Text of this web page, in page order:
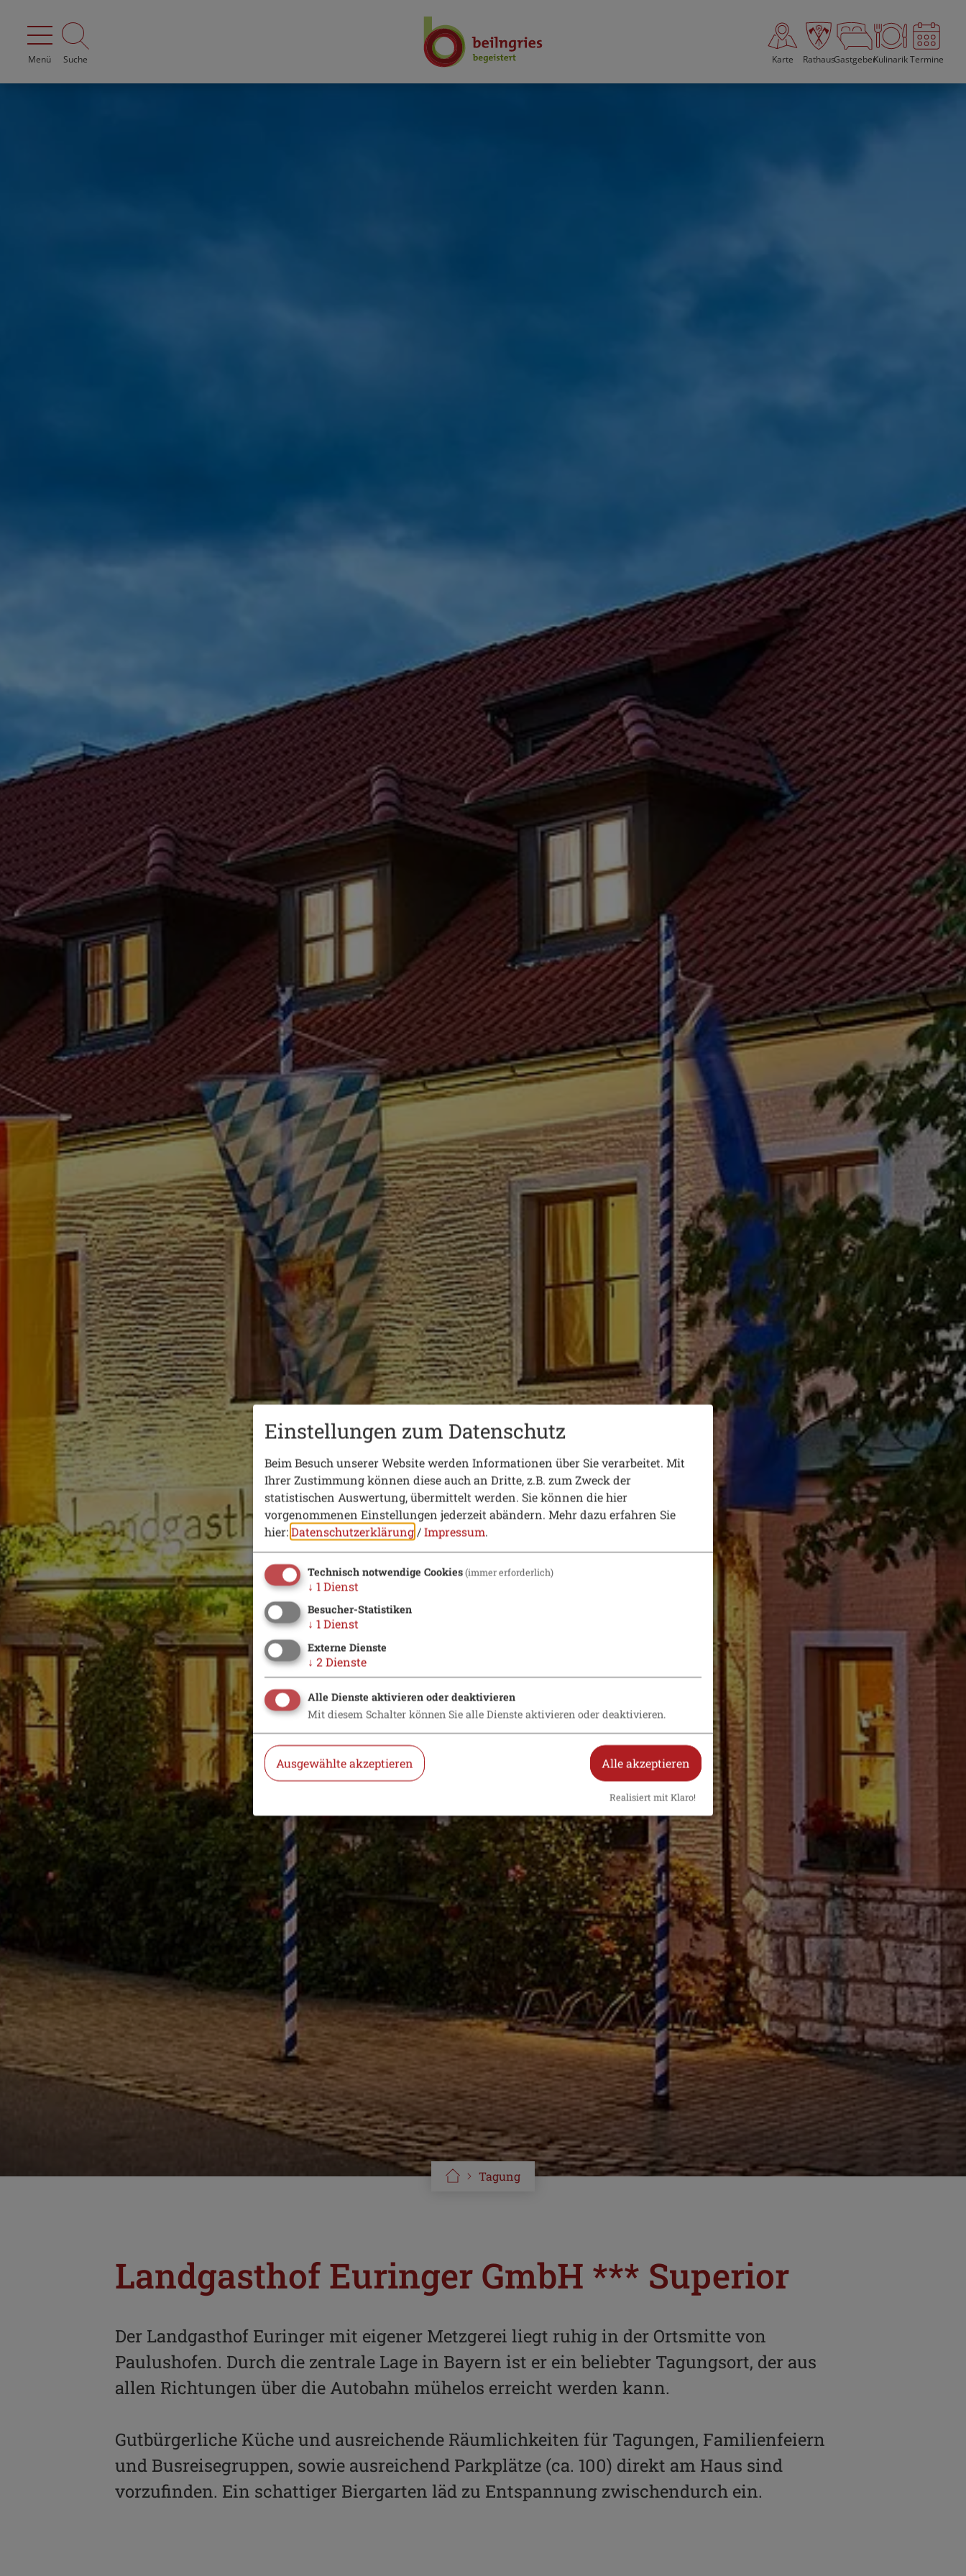
Menü Suche Karte RathausGastgeberKulinarikTermine
Tagung
Landgasthof Euringer GmbH *** Superior
Der Landgasthof Euringer mit eigener Metzgerei liegt ruhig in der Ortsmitte von
Paulushofen. Durch die zentrale Lage in Bayern ist er ein beliebter Tagungsort, der aus
allen Richtungen über die Autobahn mühelos erreicht werden kann.
Gutbürgerliche Küche und ausreichende Räumlichkeiten für Tagungen, Familienfeiern
und Busreisegruppen, sowie ausreichend Parkplätze (ca. 100) direkt am Haus sind
vorzufinden. Ein schattiger Biergarten läd zu Entspannung zwischendurch ein.
Einstellungen zum Datenschutz
Beim Besuch unserer Website werden Informationen über Sie verarbeitet. Mit
Ihrer Zustimmung können diese auch an Dritte, z.B. zum Zweck der
statistischen Auswertung, übermittelt werden. Sie können die hier
vorgenommenen Einstellungen jederzeit abändern. Mehr dazu erfahren Sie
hier:Datenschutzerklärung/Impressum.
Technisch notwendige Cookies(immer erforderlich)
↓ 1Dienst
Besucher-Statistiken
↓ 1Dienst
Externe Dienste
↓ 2 Dienste
Alle Dienste aktivieren oder deaktivieren
Mit diesem Schalter können Sie alle Dienste aktivieren oder deaktivieren.
Ausgewählte akzeptieren Alle akzeptieren
Realisiert mit Klaro!